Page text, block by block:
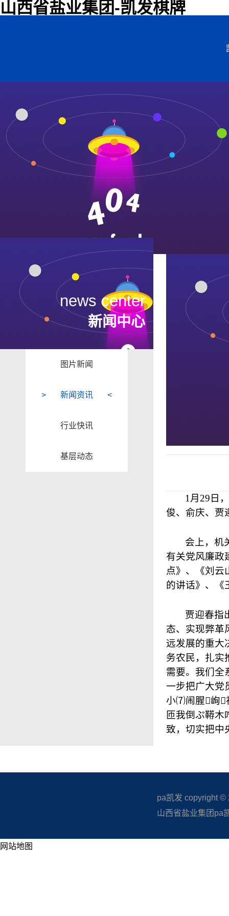
山西省盐业集团-凯发棋牌
news center
新闻中心
图片新闻
新闻资讯
行业快讯
基层动态
1 月 29 日
俊、俞庆、贾
会上，机
有关党风廉政
点》、《刘云
的讲话》、《
贾迎春指
态、实现弊革
远发展的重大
务农民，扎实
需要。我们全
一步把广大党
小⑺闹腥峋
匝我倒ぷ鞯
致，切实把中
pa凯发 copyright ©
山西省盐业集团pa
网站地图